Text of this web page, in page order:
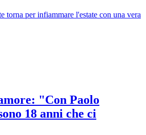
torna per infiammare l'estate con una vera
"Con Paolo
18 anni che ci